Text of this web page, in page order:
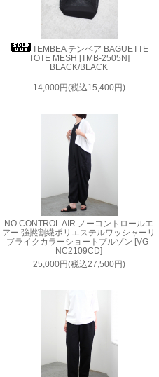
TEMBEA テンベア BAGUETTE
TOTE MESH [TMB-2505N]
BLACK/BLACK
14,000円(税込15,400円)
NO CONTROL AIR ノーコントロールエ
アー 強撚割繊ポリエステルワッシャーリ
ブライクカラーショートブルゾン [VG-
NC2109CD]
25,000円(税込27,500円)